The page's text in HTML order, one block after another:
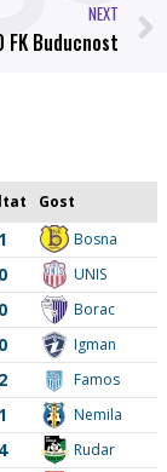
NEXT
FK Buducnost